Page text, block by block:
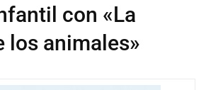
con «La
los animales»